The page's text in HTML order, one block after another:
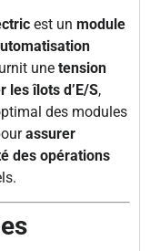
est unmodule
unetension
les îlots d’E/S,
des modules
assurer
des opérations